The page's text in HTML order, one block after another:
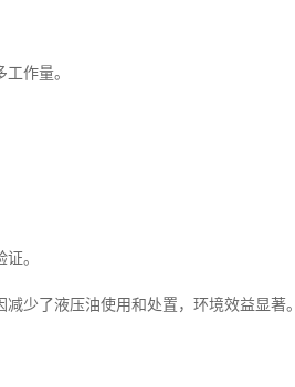
作量。
。
少了液压油使用和处置，环境效益显著。